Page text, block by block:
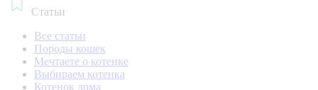
Статьи
Все статьи
Породы кошек
Мечтаете о котенке
Выбираем котенка
Котенок дома